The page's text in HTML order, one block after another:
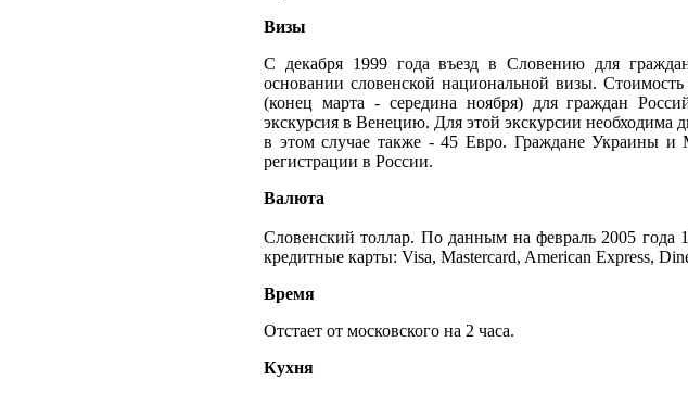
Визы
С декабря 1999 года въезд в Словению для
основании словенской национальной визы.
(конец марта - середина ноября) для граждан
экскурсия в Венецию. Для этой экскурсии необходима
в этом случае также - 45 Евро. Граждане Украины
регистрации в России.
Валюта
Словенский толлар. По данным на февраль 2005
кредитные карты: Visa, Mastercard, American Express,
Время
Отстает от московского на 2 часа.
Кухня